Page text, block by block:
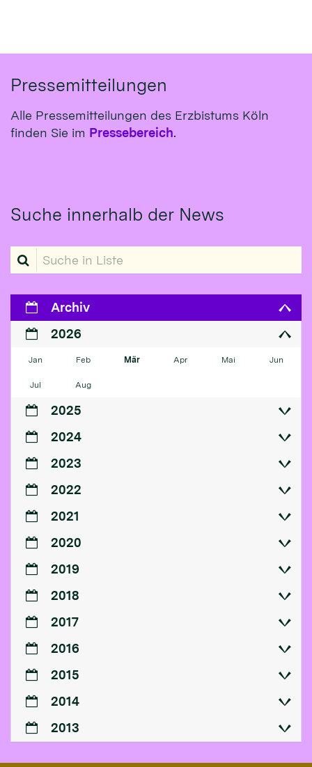
Pressemitteilungen
Alle Pressemitteilungen des Erzbistums Köln
finden Sie im Pressebereich.
Suche innerhalb der News
Suche in Liste
Archiv
2026
Jan Feb Mär Apr Mai Jun
Jul Aug
2025
2024
2023
2022
2021
2020
2019
2018
2017
2016
2015
2014
2013